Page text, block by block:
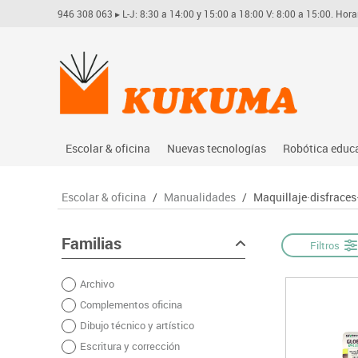
946 308 063 ▸ L-J: 8:30 a 14:00 y 15:00 a 18:00 V: 8:00 a 15:00.
Escolar & oficina
Archivo
Dibujo técnico y artístico
Escritura y corrección
Higiene
Informática
Manualidades
Material escolar
Nuevas tecnologías
Audio
Mobiliario tecnológico
Monitores interactivos
Videoconferencia
Videoproyección
Robótica
Arduino
Lego
Escolar & oficina / Manualidades /
Familias
Archivo
Complementos oficina
Dibujo técnico y artístico
Escritura y corrección
Filtros